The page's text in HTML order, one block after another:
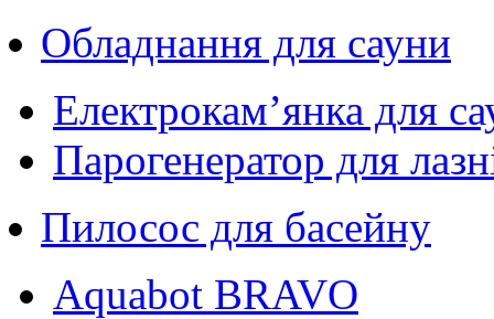
Обладнання для сауни
Електрокам’янка для
Парогенератор для
Пилосос для басейну
Aquabot BRAVO